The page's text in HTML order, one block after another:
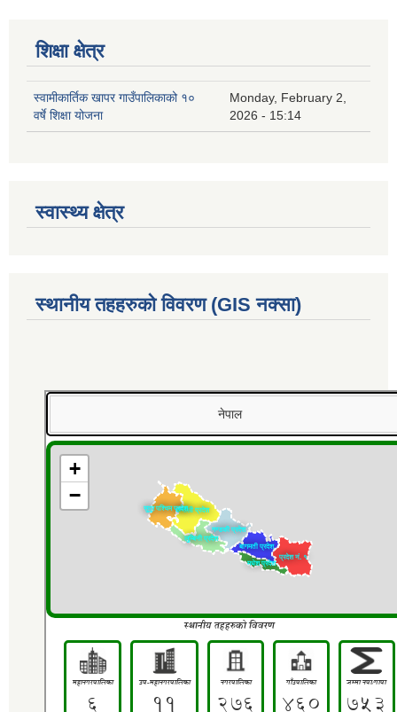
शिक्षा क्षेत्र
स्वामीकार्तिक खापर गाउँपालिकाको १०
वर्षे शिक्षा योजना
Monday, February 2,
2026 - 15:14
स्वास्थ्य क्षेत्र
स्थानीय तहहरुको विवरण (GIS नक्सा)